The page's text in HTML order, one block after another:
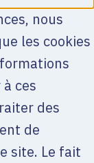
nous
les cookies
ces
des
de
site. Le fait